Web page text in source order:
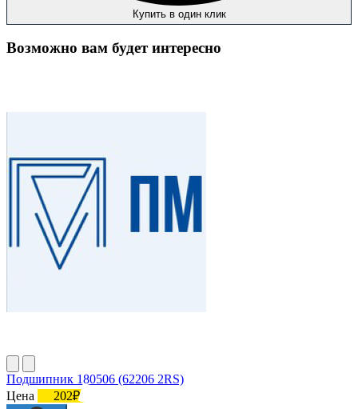
Купить в один клик
Возможно вам будет интересно
Подшипник 180506 (62206 2RS)
Цена
202₽